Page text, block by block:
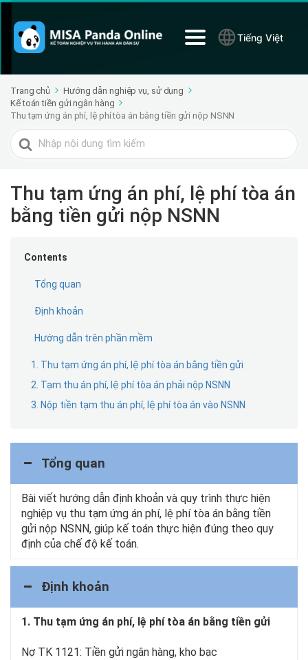
Tiếng Việt
Trang chủ
Hướng dẫn nghiệp vụ, sử dụng
Kế toán tiền gửi ngân hàng
Thu tạm ứng án phí, lệ phí tòa án bằng tiền gửi nộp NSNN
Tìm
kiếm
Thu tạm ứng án phí, lệ phí tòa án
bằng tiền gửi nộp NSNN
Contents
Tổng quan
Định khoản
Hướng dẫn trên phần mềm
1. Thu tạm ứng án phí, lệ phí tòa án bằng tiền gửi
2. Tạm thu án phí, lệ phí tòa án phải nộp NSNN
3. Nộp tiền tạm thu án phí, lệ phí tòa án vào NSNN
Tổng quan
Bài viết hướng dẫn định khoản và quy trình thực hiện
nghiệp vụ thu tạm ứng án phí, lệ phí tòa án bằng tiền
gửi nộp NSNN, giúp kế toán thực hiện đúng theo quy
định của chế độ kế toán.
Định khoản
1. Thu tạm ứng án phí, lệ phí tòa án bằng tiền gửi
Nợ TK 1121: Tiền gửi ngân hàng, kho bạc